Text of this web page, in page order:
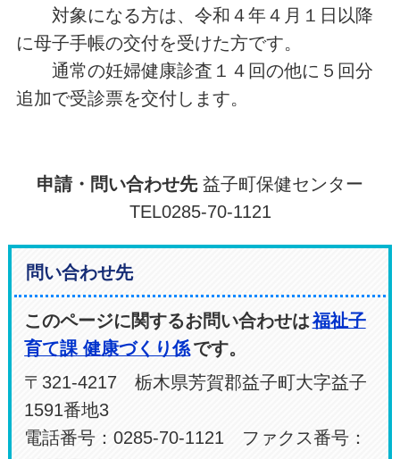
対象になる方は、令和４年４月１日以降
に母子手帳の交付を受けた方です。
通常の妊婦健康診査１４回の他に５回分
追加で受診票を交付します。
申請・問い合わせ先 益子町保健センター
TEL0285-70-1121
問い合わせ先
このページに関するお問い合わせは福祉子
育て課 健康づくり係です。
〒321-4217 栃木県芳賀郡益子町大字益子
1591番地3
電話番号：0285-70-1121 ファクス番号：